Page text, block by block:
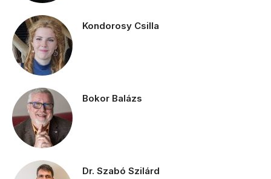
Kondorosy Csilla
Bokor Balázs
Dr. Szabó Szilárd